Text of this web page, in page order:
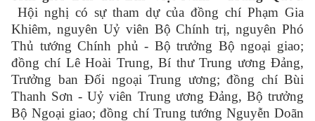
Hội nghị có sự tham dự của đồng chí Phạm Gia
Khiêm, nguyên Uỷ viên Bộ Chính trị, nguyên Phó
Thủ tướng Chính phủ - Bộ trưởng Bộ ngoại giao;
đồng chí Lê Hoài Trung, Bí thư Trung ương Đảng,
Trưởng ban Đối ngoại Trung ương; đồng chí Bùi
Thanh Sơn - Uỷ viên Trung ương Đảng, Bộ trưởng
Bộ Ngoại giao; đồng chí Trung tướng Nguyễn Doãn